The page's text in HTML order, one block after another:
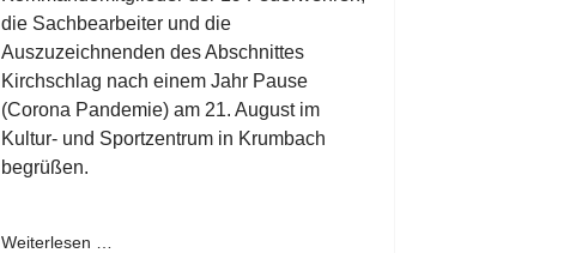
die Sachbearbeiter und die
Auszuzeichnenden des Abschnittes
Kirchschlag nach einem Jahr Pause
(Corona Pandemie) am 21. August im
Kultur- und Sportzentrum in Krumbach
begrüßen.
Weiterlesen …